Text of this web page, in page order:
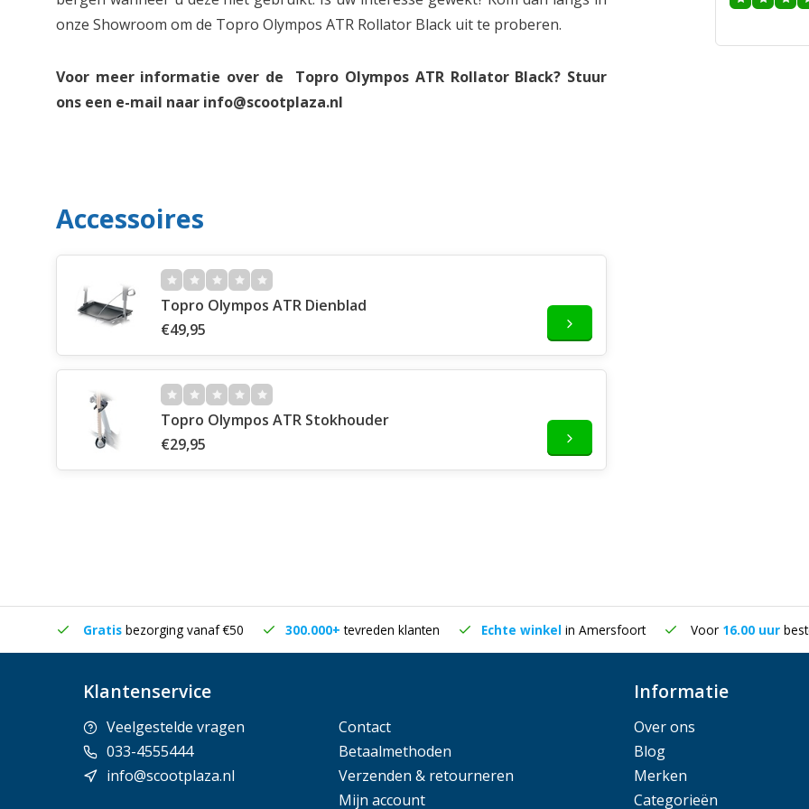
onze Showroom om de Topro Olympos ATR Rollator Black uit te proberen.
Voor meer informatie over de Topro Olympos ATR Rollator Black? Stuur
ons een e-mail naar info@scootplaza.nl
Accessoires
Topro Olympos ATR Dienblad
€49,95
Topro Olympos ATR Stokhouder
€29,95
Gratis bezorging vanaf €50 300.000+tevreden klanten Echte winkel in Amersfoort Voor 16.00 uur
Klantenservice
Veelgestelde vragen
033-4555444
info@scootplaza.nl
Contact
Betaalmethoden
Verzenden & retourneren
Mijn account
Informatie
Over ons
Blog
Merken
Categorieën